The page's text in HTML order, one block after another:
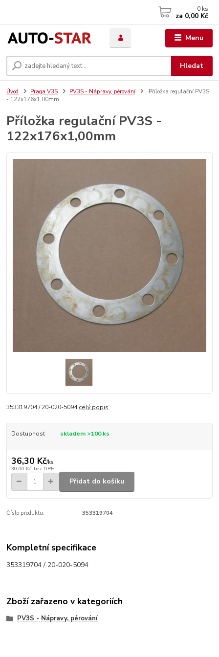
Menu
Hledat
0 ks
za 0,00 Kč
Úvod Praga V3S PV3S - Nápravy, pérování
Příložka regulační PV3S
- 122x176x1,00mm
Příložka regulační PV3S -
122x176x1,00mm
353319704 / 20-020-5094celý popis
Dostupnost skladem >100 ks
36,30 Kč/ks
30,00 Kč bez DPH
Přidat do košíku
Číslo produktu: 353319704
Kompletní specifikace
353319704 / 20-020-5094
Zboží zařazeno v kategoriích
PV3S - Nápravy, pérování